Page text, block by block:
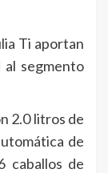
Ti aportan
segmento
2.0 litros de
de
caballos de